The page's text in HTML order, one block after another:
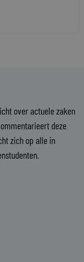
over actuele zaken
deze
zich op alle in